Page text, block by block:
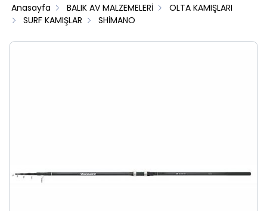
Anasayfa BALIK AV MALZEMELERİ
OLTA KAMIŞLARI
SURF KAMIŞLAR
SHİMANO